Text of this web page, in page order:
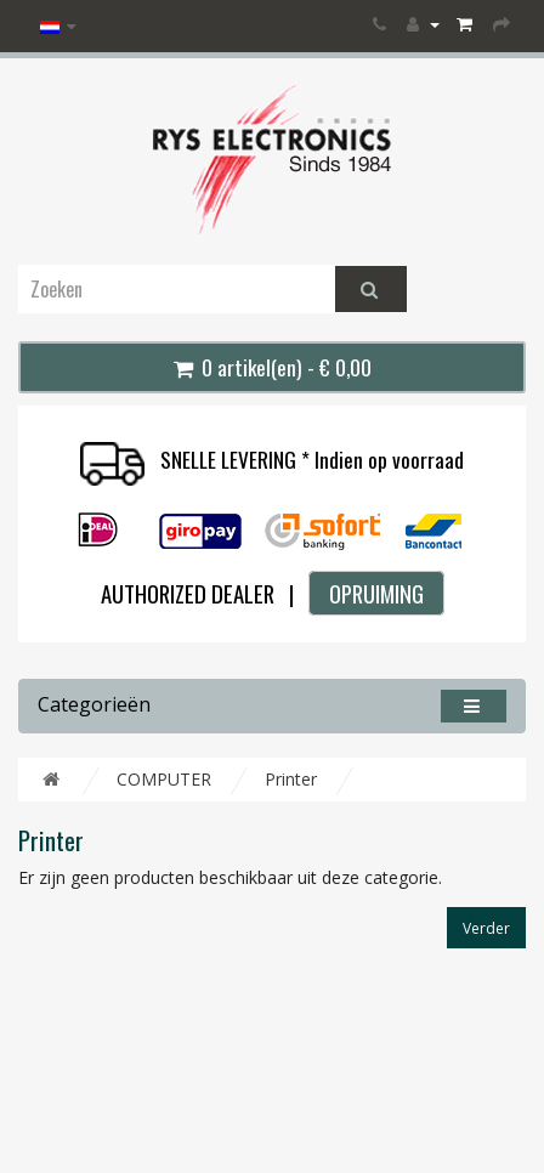
0 artikel(en) - € 0,00
SNELLE LEVERING * Indien op voorraad
AUTHORIZED DEALER | OPRUIMING
Categorieën
COMPUTER Printer
Printer
Er zijn geen producten beschikbaar uit deze categorie.
Verder